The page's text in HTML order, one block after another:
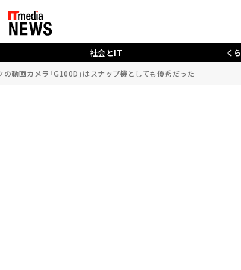
社会とIT く
動画カメラ「G100D」はスナップ機としても優秀だった